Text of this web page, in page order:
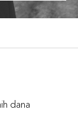
dana